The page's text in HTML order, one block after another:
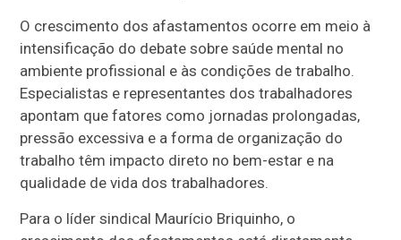
O crescimento dos afastamentos ocorre em meio à
intensificação do debate sobre saúde mental no
ambiente profissional e às condições de trabalho.
Especialistas e representantes dos trabalhadores
apontam que fatores como jornadas prolongadas,
pressão excessiva e a forma de organização do
trabalho têm impacto direto no bem-estar e na
qualidade de vida dos trabalhadores.
Para o líder sindical Maurício Briquinho, o